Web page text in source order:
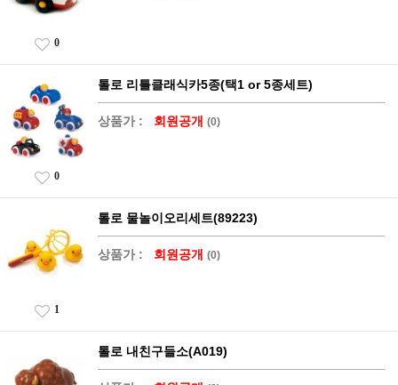
0
톨로 리틀클래식카5종(택1 or 5종세트)
상품가 : 회원공개 (0)
0
톨로 물놀이오리세트(89223)
상품가 : 회원공개 (0)
1
톨로 내친구들소(A019)